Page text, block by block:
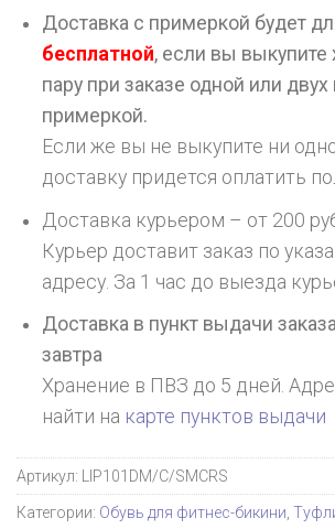
Доставка с примеркой будет
бесплатной, если вы выкупите
пару при заказе одной или двух
примеркой.
Если же вы не выкупите ни
доставку придется оплатить
Доставка курьером – от 200
Курьер доставит заказ по
адресу. За 1 час до выезда
Доставка в пункт выдачи
завтра
Хранение в ПВЗ до 5 дней.
найти на карте пунктов выдачи
Артикул: LIP101DM/C/SMCRS
Категории: Обувь для фитнес-бикини,